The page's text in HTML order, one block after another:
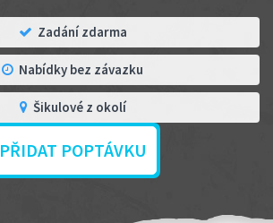
Zadání zdarma
Nabídky bez závazku
Šikulové z okolí
PŘIDAT POPTÁVKU